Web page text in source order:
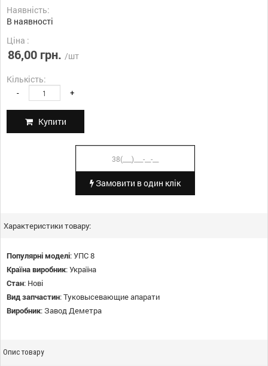
Наявність:
В наявності
Ціна :
86,00 грн. /шт
Кількість:
- +
Купити
Замовити в один клік
Характеристики товару:
Популярні моделі:УПС 8
Країна виробник:Україна
Стан: Нові
Вид запчастин:Туковысевающие апарати
Виробник:Завод Деметра
Опис товару